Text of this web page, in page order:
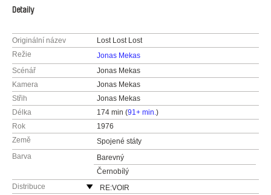
Detaily
Originální název
Lost Lost Lost
Režie
Jonas Mekas
Scénář
Jonas Mekas
Kamera
Jonas Mekas
Střih
Jonas Mekas
Délka
174 min (91+ min.)
Rok
1976
Země
Spojené státy
Barva
Barevný
Černobílý
Distribuce
RE:VOIR